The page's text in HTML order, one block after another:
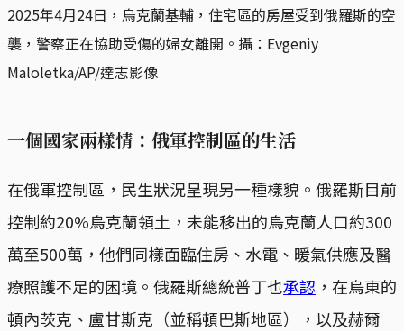
2025年4月24日，烏克蘭基輔，住宅區的房屋受到俄羅斯的空
襲，警察正在協助受傷的婦女離開。攝：Evgeniy
Maloletka/AP/達志影像
一個國家兩樣情：俄軍控制區的生活
在俄軍控制區，民生狀況呈現另一種樣貌。俄羅斯目前
控制約20%烏克蘭領土，未能移出的烏克蘭人口約300
萬至500萬，他們同樣面臨住房、水電、暖氣供應及醫
療照護不足的困境。俄羅斯總統普丁也承認 ，在烏東的
頓內茨克、盧甘斯克（並稱頓巴斯地區），以及赫爾